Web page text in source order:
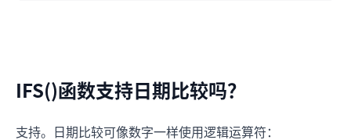
IFS()函数支持日期比较吗？
支持。日期比较可像数字一样使用逻辑运算符：